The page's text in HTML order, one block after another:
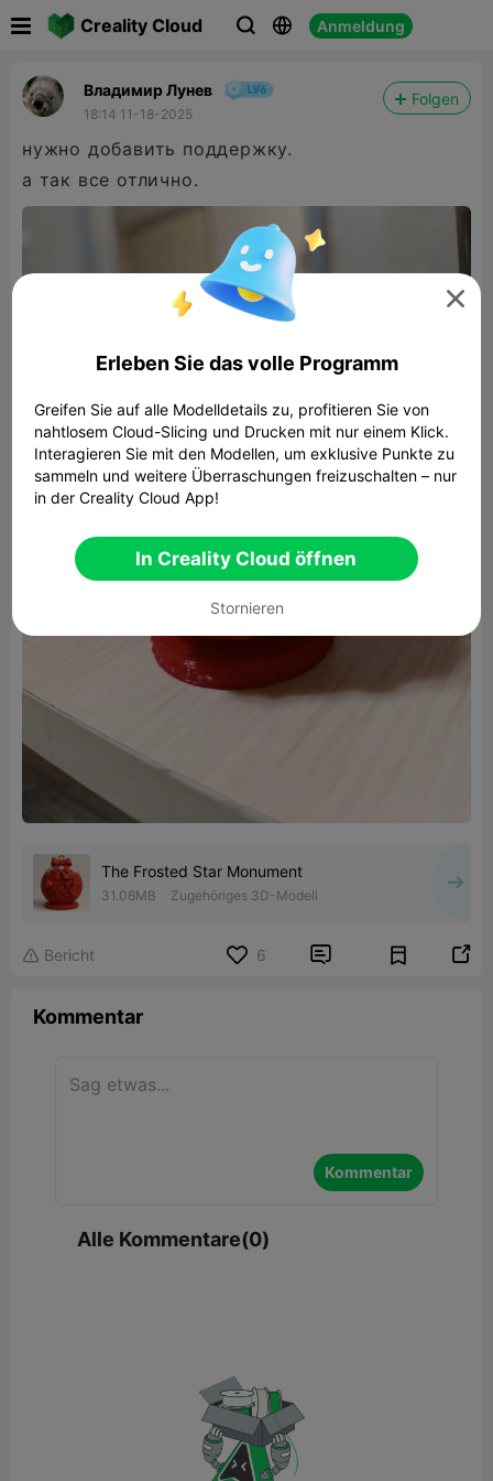
Creality Cloud   Anmeldung
Владимир Лунев
18:14 11-18-2025
Folgen
нужно добавить поддержку.
а так все отлично.
The Frosted Star Monument
31.06MB Zugehöriges 3D-Modell
 Bericht 6  
Kommentar
Kommentar
Alle Kommentare(0)

Erleben Sie das volle Programm
Greifen Sie auf alle Modelldetails zu, profitieren Sie von
nahtlosem Cloud-Slicing und Drucken mit nur einem Klick.
Interagieren Sie mit den Modellen, um exklusive Punkte zu
sammeln und weitere Überraschungen freizuschalten – nur
in der Creality Cloud App!
In Creality Cloud öffnen
Stornieren